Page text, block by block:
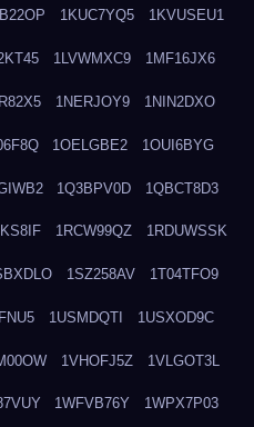
1KUC7YQ5 1KVUSEU1
1LVWMXC9 1MF16JX6
1NERJOY9 1NIN2DXO
1OELGBE2 1OUI6BYG
1Q3BPV0D 1QBCT8D3
1RCW99QZ 1RDUWSSK
1SZ258AV 1T04TFO9
1USMDQTI 1USXOD9C
1VHOFJ5Z 1VLGOT3L
1WFVB76Y 1WPX7P03